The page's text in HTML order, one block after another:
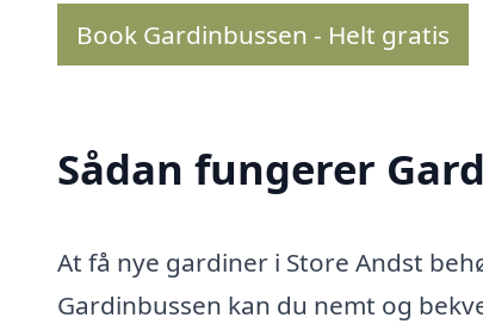
Book Gardinbussen - Helt gratis
Sådan fungerer
At få nye gardiner i Store Andst
Gardinbussen kan du nemt og